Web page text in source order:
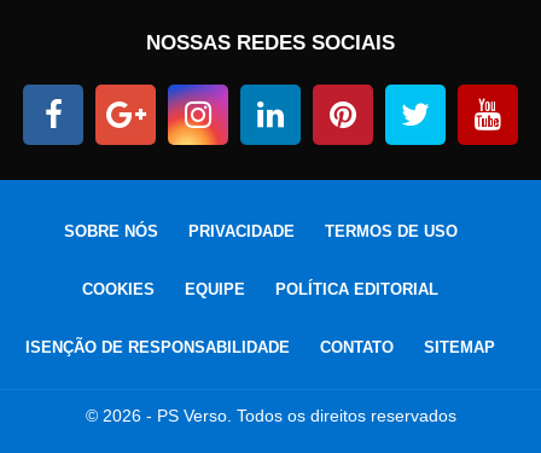
NOSSAS REDES SOCIAIS
SOBRE NÓS PRIVACIDADE TERMOS DE USO
COOKIES EQUIPE POLÍTICA EDITORIAL
ISENÇÃO DE RESPONSABILIDADE CONTATO SITEMAP
© 2026 - PS Verso. Todos os direitos reservados